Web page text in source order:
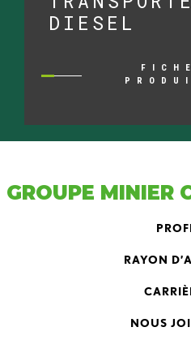
DIESEL
FICHE
GROUPE MINIER
RAYON
NOUS